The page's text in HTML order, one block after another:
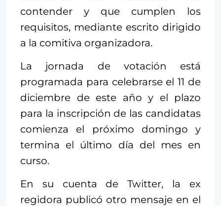
contender y que cumplen los
requisitos, mediante escrito dirigido
a la comitiva organizadora.
La jornada de votación está
programada para celebrarse el 11 de
diciembre de este año y el plazo
para la inscripción de las candidatas
comienza el próximo domingo y
termina el último día del mes en
curso.
En su cuenta de Twitter, la ex
regidora publicó otro mensaje en el